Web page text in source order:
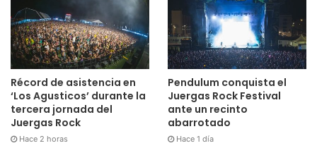
Récord de asistencia en
‘Los Agusticos’ durante la
tercera jornada del
Juergas Rock
Hace 2 horas
Pendulum conquista el
Juergas Rock Festival
ante un recinto
abarrotado
Hace 1 día